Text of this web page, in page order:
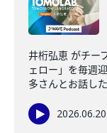
井桁弘恵 がチー
ェロー」を毎週
多さんとお話し
2026.06.20